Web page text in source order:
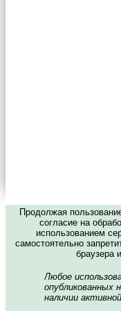
Продолжая
согласие на
использованием
самостоятельно
браузера
Любое
опубликованных
наличии